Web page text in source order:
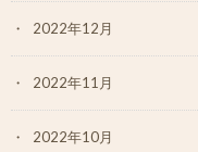
2022年12月
2022年11月
2022年10月